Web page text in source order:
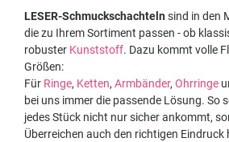
LESER-Schmuckschachteln sind in den
die zu Ihrem Sortiment passen - ob
robuster Kunststoff. Dazu kommt volle
Größen:
Für Ringe, Ketten, Armbänder, Ohrringe
bei uns immer die passende Lösung. So
jedes Stück nicht nur sicher ankommt,
Überreichen auch den richtigen Eindruck